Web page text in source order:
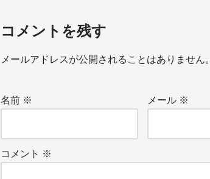
コメントを残す
メールアドレスが公開されることはありません。
名前 ※ メール ※
コメント ※